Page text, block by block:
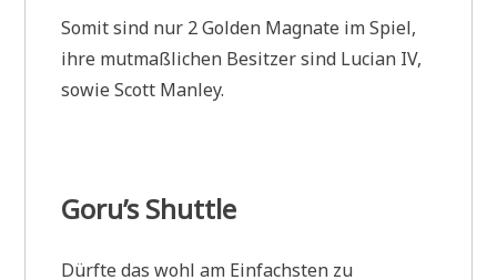
Somit sind nur 2 Golden Magnate im Spiel,
ihre mutmaßlichen Besitzer sind Lucian IV,
sowie Scott Manley.
Goru’s Shuttle
Dürfte das wohl am Einfachsten zu